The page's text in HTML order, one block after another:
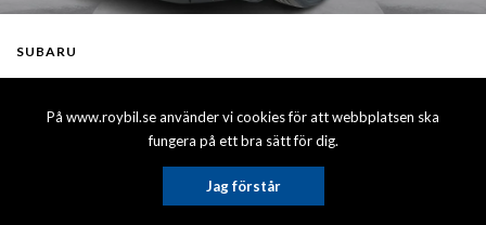
På www.roybil.se använder vi cookies för att webbplatsen ska
fungera på ett bra sätt för dig.
Jag förstår
SUBARU
Limited
Årsmodell: 2026, El, Automatisk, Färg: Grå, Kaross: SUV,